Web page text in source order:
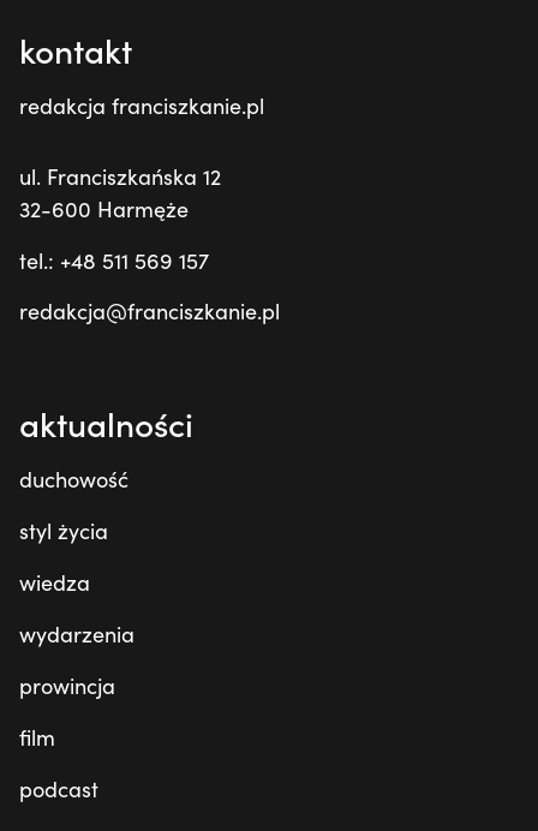
kontakt
redakcja franciszkanie.pl
ul. Franciszkańska 12
32-600 Harmęże
tel.: +48 511 569 157
redakcja@franciszkanie.pl
aktualności
duchowość
styl życia
wiedza
wydarzenia
prowincja
film
podcast